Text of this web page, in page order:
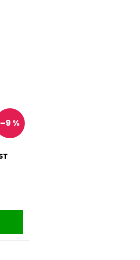
–9 %